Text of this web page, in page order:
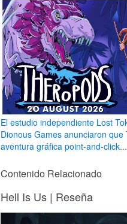
El estudio independiente Lost
Dionous Games anunciaron
aventura gráfica point-and-click...
Contenido Relacionado
Hell Is Us | Reseña